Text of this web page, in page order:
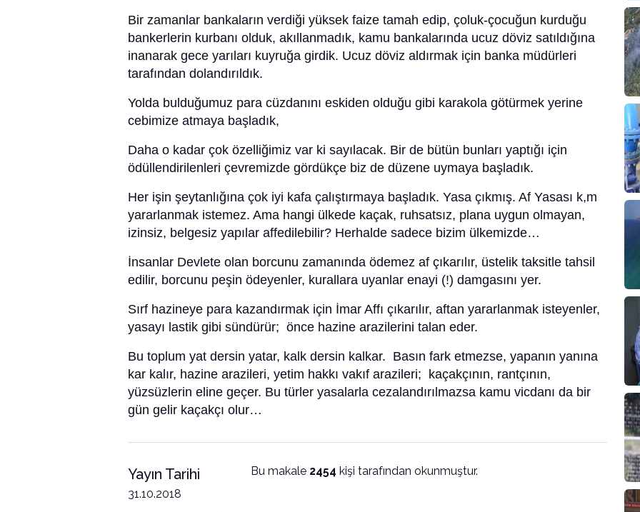
Bir zamanlar bankaların verdiği yüksek faize tamah edip, çoluk-çocuğun kurduğu
bankerlerin kurbanı olduk, akıllanmadık, kamu bankalarında ucuz döviz satıldığına
inanarak gece yarıları kuyruğa girdik. Ucuz döviz aldırmak için banka müdürleri
tarafından dolandırıldık.
Yolda bulduğumuz para cüzdanını eskiden olduğu gibi karakola götürmek yerine
cebimize atmaya başladık,
Daha o kadar çok özelliğimiz var ki sayılacak. Bir de bütün bunları yaptığı için
ödüllendirilenleri çevremizde gördükçe biz de düzene uymaya başladık.
Her işin şeytanlığına çok iyi kafa çalıştırmaya başladık. Yasa çıkmış. Af Yasası k,m
yararlanmak istemez. Ama hangi ülkede kaçak, ruhsatsız, plana uygun olmayan,
izinsiz, belgesiz yapılar affedilebilir? Herhalde sadece bizim ülkemizde…
İnsanlar Devlete olan borcunu zamanında ödemez af çıkarılır, üstelik taksitle tahsil
edilir, borcunu peşin ödeyenler, kurallara uyanlar enayi (!) damgasını yer.
Sırf hazineye para kazandırmak için İmar Affı çıkarılır, aftan yararlanmak isteyenler,
yasayı lastik gibi sündürür; önce hazine arazilerini talan eder.
Bu toplum yat dersin yatar, kalk dersin kalkar. Basın fark etmezse, yapanın yanına
kar kalır, hazine arazileri, yetim hakkı vakıf arazileri; kaçakçının, rantçının,
yüzsüzlerin eline geçer. Bu türler yasalarla cezalandırılmazsa kamu vicdanı da bir
gün gelir kaçakçı olur…
Yayın Tarihi
31.10.2018
Bu makale 2454 kişi tarafından okunmuştur.